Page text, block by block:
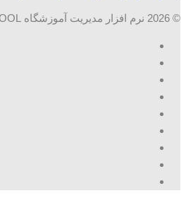
© 2026 نرم افزار مدیریت آموزشگاه SCHOOL | نرم افزار ثبت نام آموزشگاه ها. تمامی حقوق محفوظ است